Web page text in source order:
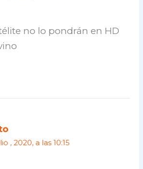
no lo pondrán en HD
, 2020, a las 10:15